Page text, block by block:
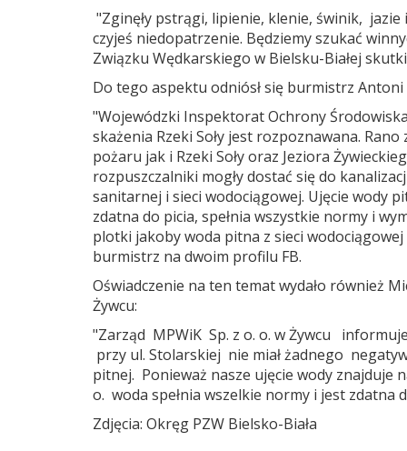
"Zginęły pstrągi, lipienie, klenie, świnik, jazie
czyjeś niedopatrzenie. Będziemy szukać
Związku Wędkarskiego w Bielsku-Białej
Do tego aspektu odniósł się burmistrz Antoni
"Wojewódzki Inspektorat Ochrony
skażenia Rzeki Soły jest rozpoznawana.
pożaru jak i Rzeki Soły oraz Jeziora
rozpuszczalniki mogły dostać się do
sanitarnej i sieci wodociągowej. Ujęcie wody
zdatna do picia, spełnia wszystkie normy i
plotki jakoby woda pitna z sieci
burmistrz na dwoim profilu FB.
Oświadczenie na ten temat wydało również
Żywcu:
"Zarząd MPWiK Sp. z o. o. w Żywcu
przy ul. Stolarskiej nie miał żadnego
pitnej. Ponieważ nasze ujęcie wody znajduje
o. woda spełnia wszelkie normy i jest zdatna
Zdjęcia: Okręg PZW Bielsko-Biała